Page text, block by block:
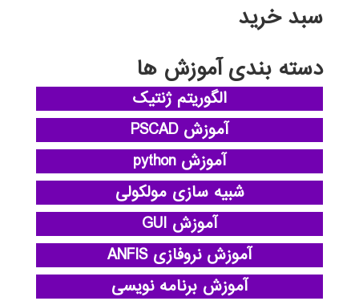
سبد خرید
دسته بندی آموزش ها
الگوریتم ژنتیک
آموزش PSCAD
آموزش python
شبیه سازی مولکولی
آموزش GUI
آموزش نروفازی ANFIS
آموزش برنامه نویسی